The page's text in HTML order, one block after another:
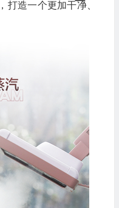
打造一个更加干净、
🧧